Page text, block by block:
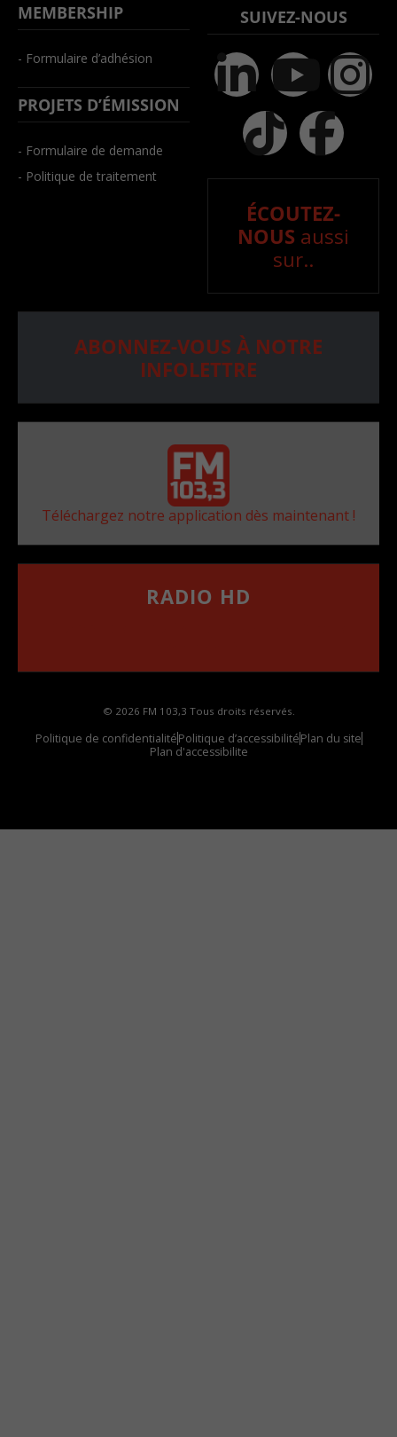
MEMBERSHIP
- Formulaire d’adhésion
PROJETS D’ÉMISSION
- Formulaire de demande
- Politique de traitement
SUIVEZ-NOUS
ÉCOUTEZ-
NOUS aussi
sur..
ABONNEZ-VOUS À NOTRE
INFOLETTRE
Téléchargez notre application dès maintenant !
RADIO HD
© 2026 FM 103,3 Tous droits réservés.
Politique de confidentialitéPolitique d’accessibilitéPlan du site
Plan d'accessibilite